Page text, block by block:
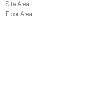
Site Area :
Floor Area :